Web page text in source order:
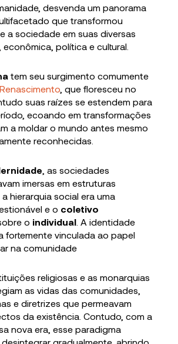
desvenda um panorama
que transformou
a sociedade em suas diversas
econômica, política e cultural.
tem seu surgimento comumente
, que floresceu no
suas raízes se estendem para
ecoando em transformações
a moldar o mundo antes mesmo
reconhecidas.
, as sociedades
imersas em estruturas
hierarquia social era uma
e o coletivo
o individual . A identidade
fortemente vinculada ao papel
na comunidade
religiosas e as monarquias
as vidas das comunidades,
e diretrizes que permeavam
da existência. Contudo, com a
nova era, esse paradigma
gradualmente, abrindo